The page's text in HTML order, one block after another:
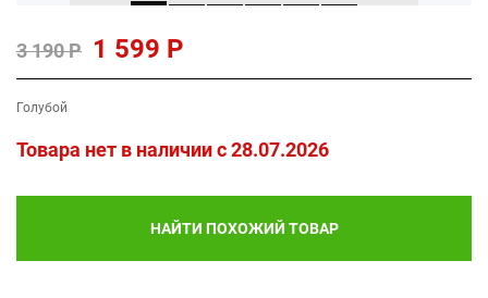
3 190 Р 1 599 Р
Голубой
Товара нет в наличии c 28.07.2026
НАЙТИ ПОХОЖИЙ ТОВАР